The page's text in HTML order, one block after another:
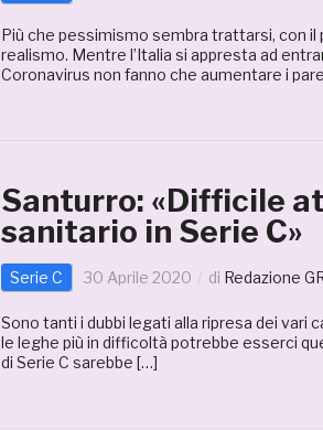
Più che pessimismo sembra trattarsi, con
realismo. Mentre l’Italia si appresta ad
Coronavirus non fanno che aumentare i
Santurro: «Difficile
sanitario in Serie C»
Serie C 30 Aprile 2020 di Redazione
Sono tanti i dubbi legati alla ripresa dei vari
le leghe più in difficoltà potrebbe esserci
di Serie C sarebbe […]